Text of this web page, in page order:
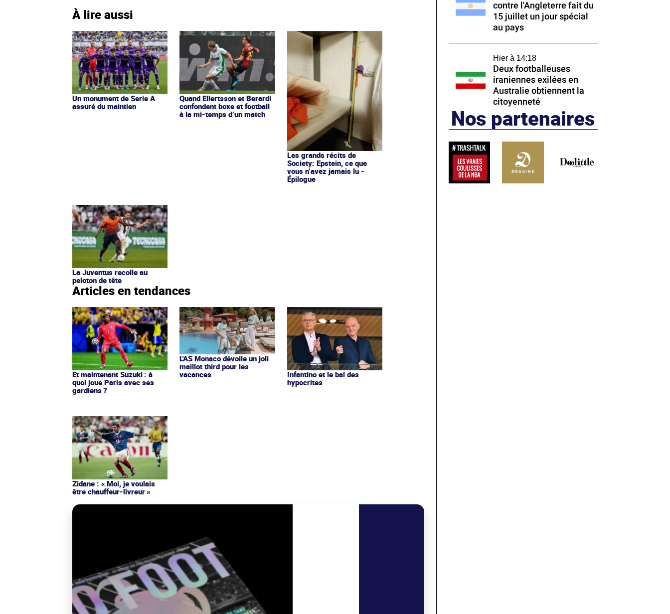
À lire aussi
Un monument de Serie A
assuré du maintien
Quand Ellertsson et Berardi
confondent boxe et football
à la mi-temps d’un match
Les grands récits de
Society: Epstein, ce que
vous n’avez jamais lu -
Épilogue
La Juventus recolle au
peloton de tête
Articles en tendances
Et maintenant Suzuki : à
quoi joue Paris avec ses
gardiens ?
L'AS Monaco dévoile un joli
maillot third pour les
vacances
Infantino et le bal des
hypocrites
Zidane : « Moi, je voulais
être chauffeur-livreur »
contre l'Angleterre fait du
15 juillet un jour spécial
au pays
Hier à 14:18
Deux footballeuses
iraniennes exilées en
Australie obtiennent la
citoyenneté
Nos partenaires